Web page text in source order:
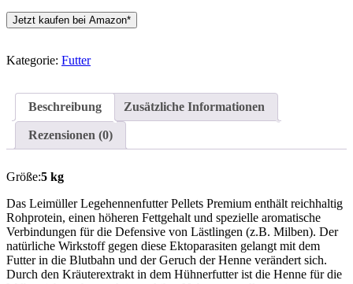
Jetzt kaufen bei Amazon*
Kategorie: Futter
Beschreibung Zusätzliche Informationen
Rezensionen (0)
Größe:5 kg
Das Leimüller Legehennenfutter Pellets Premium enthält reichhaltig
Rohprotein, einen höheren Fettgehalt und spezielle aromatische
Verbindungen für die Defensive von Lästlingen (z.B. Milben). Der
natürliche Wirkstoff gegen diese Ektoparasiten gelangt mit dem
Futter in die Blutbahn und der Geruch der Henne verändert sich.
Durch den Kräuterextrakt in dem Hühnerfutter ist die Henne für die